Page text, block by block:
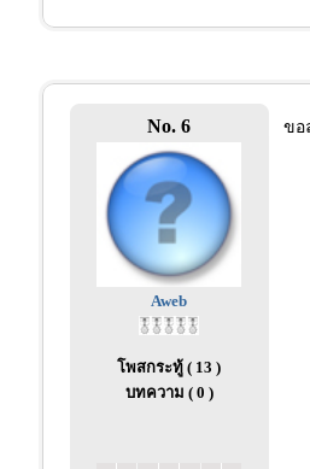
No. 6
Aweb
โพสกระทู้ ( 13 )
บทความ ( 0 )
ขอ